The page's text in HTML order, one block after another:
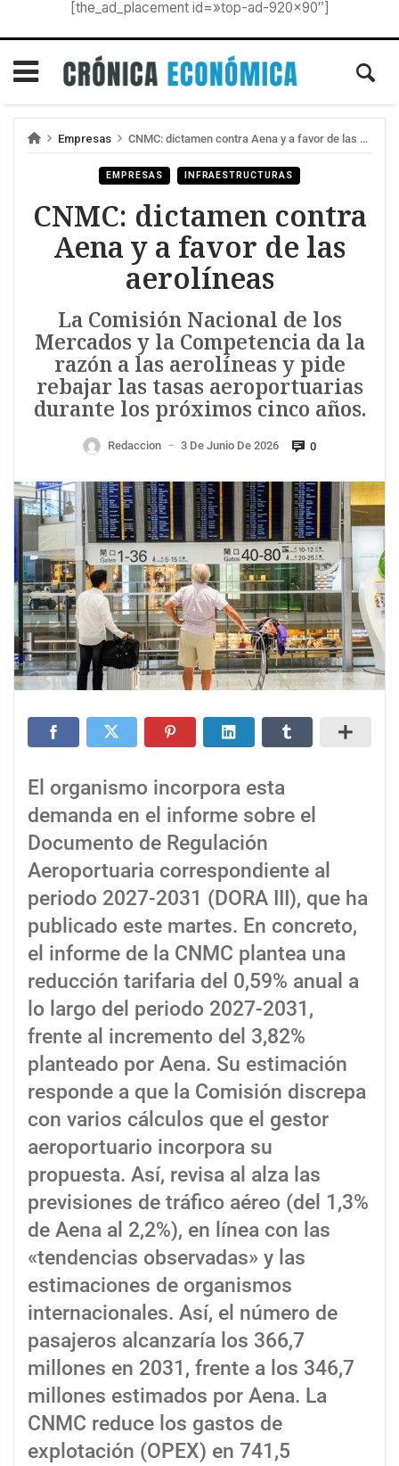
[the_ad_placement id=»top-ad-920×90″]
Empresas CNMC: dictamen contra Aena y a favor de las aerolíneas
EMPRESAS INFRAESTRUCTURAS
CNMC: dictamen contra
Aena y a favor de las
aerolíneas
La Comisión Nacional de los
Mercados y la Competencia da la
razón a las aerolíneas y pide
rebajar las tasas aeroportuarias
durante los próximos cinco años.
Redaccion — 3 De Junio De 2026 0
El organismo incorpora esta
demanda en el informe sobre el
Documento de Regulación
Aeroportuaria correspondiente al
periodo 2027-2031 (DORA III), que ha
publicado este martes. En concreto,
el informe de la CNMC plantea una
reducción tarifaria del 0,59% anual a
lo largo del periodo 2027-2031,
frente al incremento del 3,82%
planteado por Aena. Su estimación
responde a que la Comisión discrepa
con varios cálculos que el gestor
aeroportuario incorpora su
propuesta. Así, revisa al alza las
previsiones de tráfico aéreo (del 1,3%
de Aena al 2,2%), en línea con las
«tendencias observadas» y las
estimaciones de organismos
internacionales. Así, el número de
pasajeros alcanzaría los 366,7
millones en 2031, frente a los 346,7
millones estimados por Aena. La
CNMC reduce los gastos de
explotación (OPEX) en 741,5